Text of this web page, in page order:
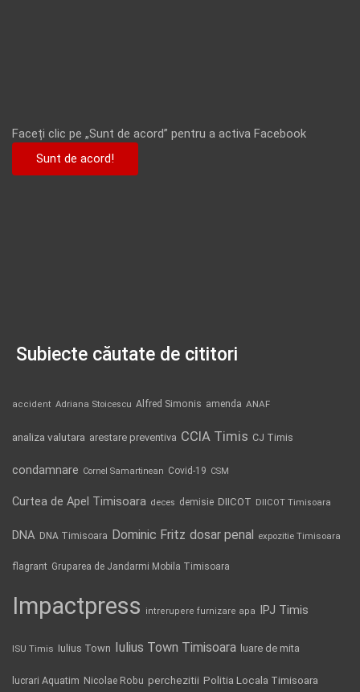
Faceți clic pe „Sunt de acord” pentru a activa Facebook
Sunt de acord!
Subiecte căutate de cititori
accident Adriana Stoicescu Alfred Simonis amenda ANAF
analiza valutara arestare preventiva CCIA Timis CJ Timis
condamnare Cornel Samartinean Covid-19 CSM
Curtea de Apel Timisoara deces demisie DIICOT DIICOT Timisoara
DNA DNA Timisoara Dominic Fritz dosar penal expozitie Timisoara
flagrant Gruparea de Jandarmi Mobila Timisoara
Impactpress intrerupere furnizare apa IPJ Timis
ISU Timis Iulius Town Iulius Town Timisoara luare de mita
lucrari Aquatim Nicolae Robu perchezitii Politia Locala Timisoara